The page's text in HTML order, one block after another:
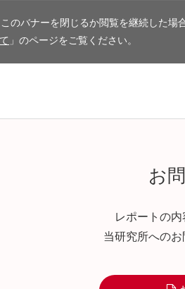
のバナーを閉じるか閲覧を継続した場
」のページをご覧ください。
お
レポートの
当研究所への